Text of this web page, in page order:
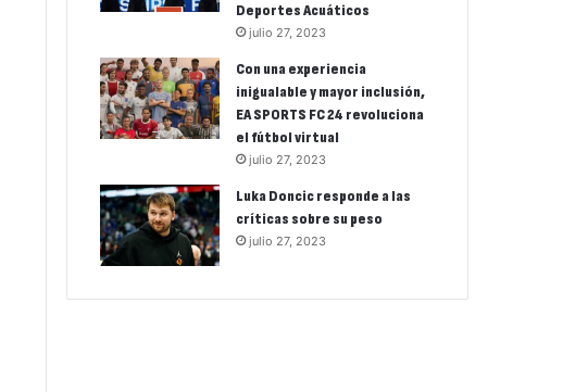
Deportes Acuáticos
julio 27, 2023
Con una experiencia
inigualable y mayor inclusión,
EA SPORTS FC 24 revoluciona
el fútbol virtual
julio 27, 2023
Luka Doncic responde a las
críticas sobre su peso
julio 27, 2023